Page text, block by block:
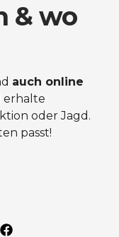
& wo
auch online
erhalte
oder Jagd.
passt!